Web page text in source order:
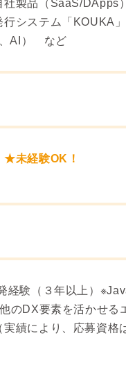
社製品（SaaS/DApps
行システム「KOUKA
、AI） など
未経験OK！
経験（３年以上）
のDX要素を活かせ
績により、応募資格